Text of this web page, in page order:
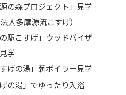
の森プロジェクト」見学
法人多摩源流こすげ）
駅こすげ」ウッドバイザ
学
げの湯」薪ボイラー見学
げの湯」でゆったり入浴